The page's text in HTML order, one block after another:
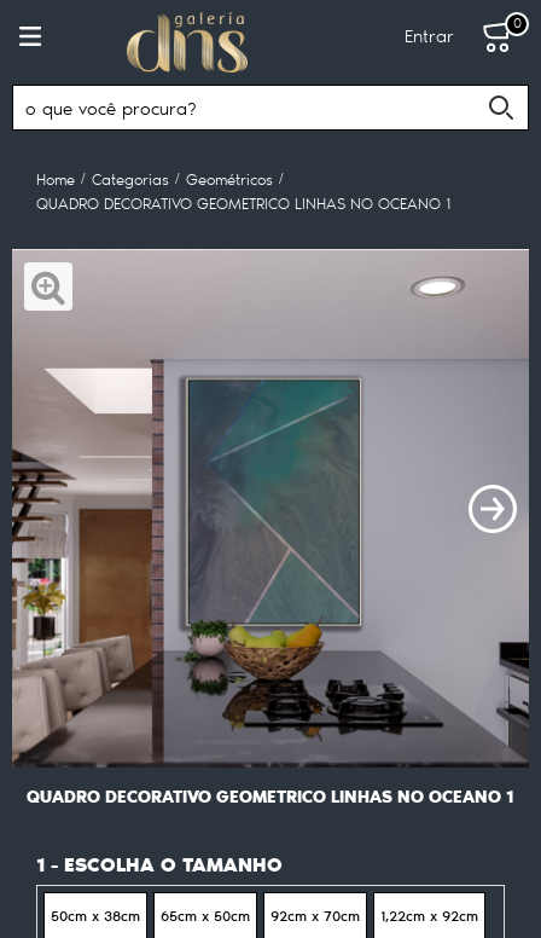
Entrar
0
Home Categorias
Geométricos
QUADRO DECORATIVO GEOMETRICO LINHAS NO OCEANO 1
QUADRO DECORATIVO GEOMETRICO LINHAS NO OCEANO 1
1 - ESCOLHA O TAMANHO
50cm x 38cm 65cm x 50cm 92cm x 70cm 1,22cm x 92cm